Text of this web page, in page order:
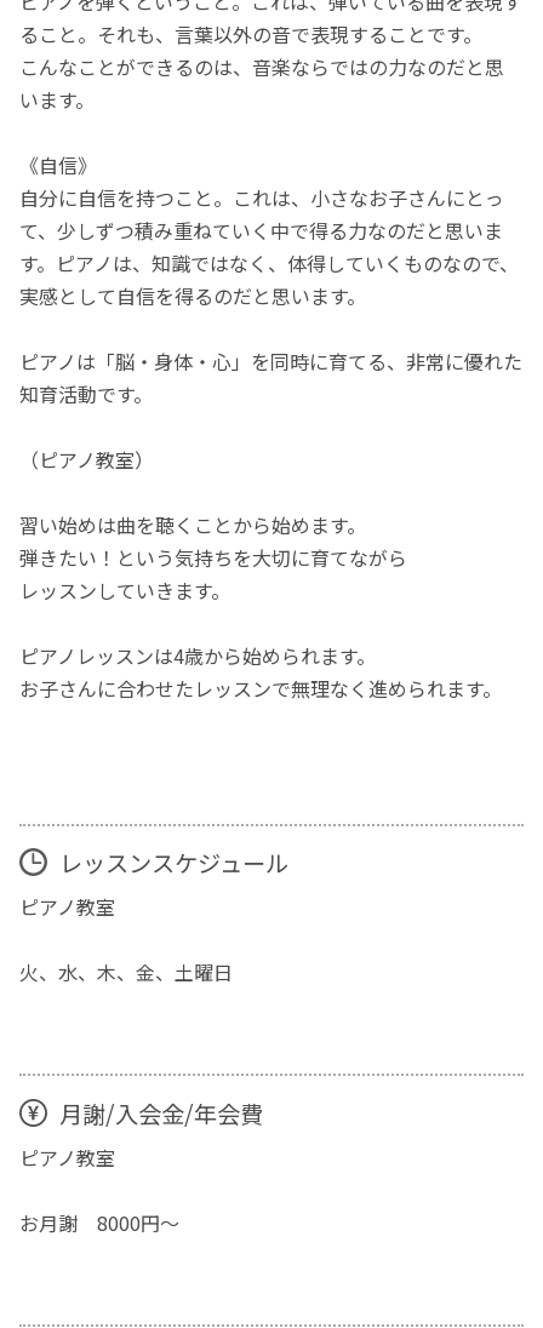
ること。それも、言葉以外の音で表現することです。
こんなことができるのは、音楽ならではの力なのだと思
います。
《自信》
自分に自信を持つこと。これは、小さなお子さんにとっ
て、少しずつ積み重ねていく中で得る力なのだと思いま
す。ピアノは、知識ではなく、体得していくものなので、
実感として自信を得るのだと思います。
ピアノは「脳・身体・心」を同時に育てる、非常に優れた
知育活動です。
（ピアノ教室）
習い始めは曲を聴くことから始めます。
弾きたい！という気持ちを大切に育てながら
レッスンしていきます。
ピアノレッスンは4歳から始められます。
お子さんに合わせたレッスンで無理なく進められます。
レッスンスケジュール
ピアノ教室
火、水、木、金、土曜日
月謝/入会金/年会費
ピアノ教室
お月謝 8000円〜